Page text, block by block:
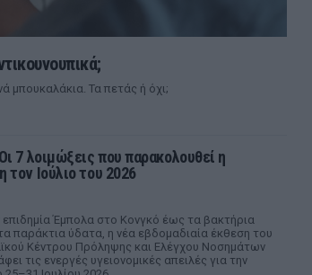
μπουκαλάκια. Τα πετάς ή όχι;
7 λοιμώξεις που παρακολουθεί η
τον Ιούλιο του 2026
επιδημία Έμπολα στο Κονγκό έως τα βακτήρια
παράκτια ύδατα, η νέα εβδομαδιαία έκθεση του
Κέντρου Πρόληψης και Ελέγχου Νοσημάτων
τις ενεργές υγειονομικές απειλές για την